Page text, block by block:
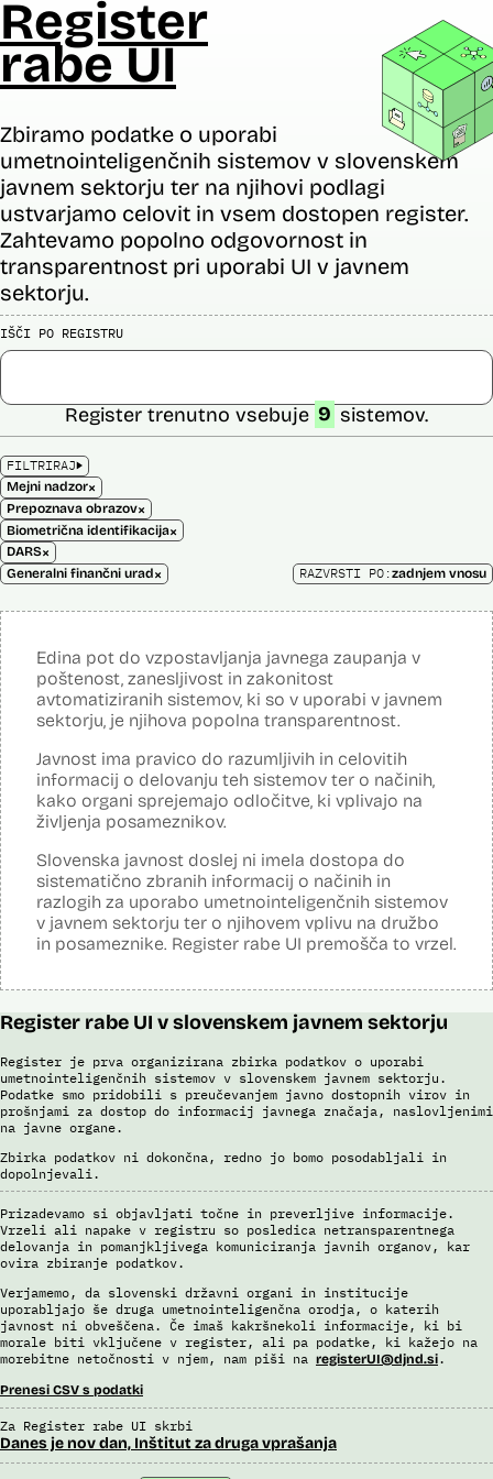
Register
rabe UI
Zbiramo podatke o uporabi
umetnointeligenčnih sistemov v slovenskem
javnem sektorju ter na njihovi podlagi
ustvarjamo celovit in vsem dostopen register.
Zahtevamo popolno odgovornost in
transparentnost pri uporabi UI v javnem
sektorju.
IŠČI PO REGISTRU
FILTRIRAJ
Mejni nadzor×
Prepoznava obrazov×
Biometrična identifikacija×
DARS×
Generalni finančni urad×
Register trenutno vsebuje 9 sistemov.
RAZVRSTI PO:zadnjem vnosu
Edina pot do vzpostavljanja javnega zaupanja v
poštenost, zanesljivost in zakonitost
avtomatiziranih sistemov, ki so v uporabi v javnem
sektorju, je njihova popolna transparentnost.
Javnost ima pravico do razumljivih in celovitih
informacij o delovanju teh sistemov ter o načinih,
kako organi sprejemajo odločitve, ki vplivajo na
življenja posameznikov.
Slovenska javnost doslej ni imela dostopa do
sistematično zbranih informacij o načinih in
razlogih za uporabo umetnointeligenčnih sistemov
v javnem sektorju ter o njihovem vplivu na družbo
in posameznike. Register rabe UI premošča to vrzel.
Register rabe UI v slovenskem javnem sektorju
Register je prva organizirana zbirka podatkov o uporabi
umetnointeligenčnih sistemov v slovenskem javnem sektorju.
Podatke smo pridobili s preučevanjem javno dostopnih virov in
prošnjami za dostop do informacij javnega značaja, naslovljenimi
na javne organe.
Zbirka podatkov ni dokončna, redno jo bomo posodabljali in
dopolnjevali.
Prizadevamo si objavljati točne in preverljive informacije.
Vrzeli ali napake v registru so posledica netransparentnega
delovanja in pomanjkljivega komuniciranja javnih organov, kar
ovira zbiranje podatkov.
Verjamemo, da slovenski državni organi in institucije
uporabljajo še druga umetnointeligenčna orodja, o katerih
javnost ni obveščena. Če imaš kakršnekoli informacije, ki bi
morale biti vključene v register, ali pa podatke, ki kažejo na
morebitne netočnosti v njem, nam piši na registerUI@djnd.si.
Prenesi CSV s podatki
Za Register rabe UI skrbi
Danes je nov dan, Inštitut za druga vprašanja